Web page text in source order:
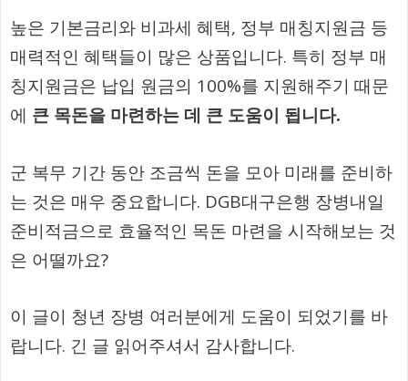
높은 기본금리와 비과세 혜택, 정부 매칭지원금 등
매력적인 혜택들이 많은 상품입니다. 특히 정부 매
칭지원금은 납입 원금의 100%를 지원해주기 때문
에 큰 목돈을 마련하는 데 큰 도움이 됩니다.
군 복무 기간 동안 조금씩 돈을 모아 미래를 준비하
는 것은 매우 중요합니다. DGB대구은행 장병내일
준비적금으로 효율적인 목돈 마련을 시작해보는 것
은 어떨까요?
이 글이 청년 장병 여러분에게 도움이 되었기를 바
랍니다. 긴 글 읽어주셔서 감사합니다.